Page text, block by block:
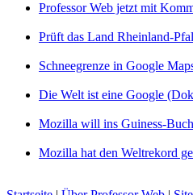
Professor Web jetzt mit
Prüft das Land Rheinland-
Schneegrenze in Google
Die Welt ist eine Google
Mozilla will ins Guiness-
Mozilla hat den Weltrekord